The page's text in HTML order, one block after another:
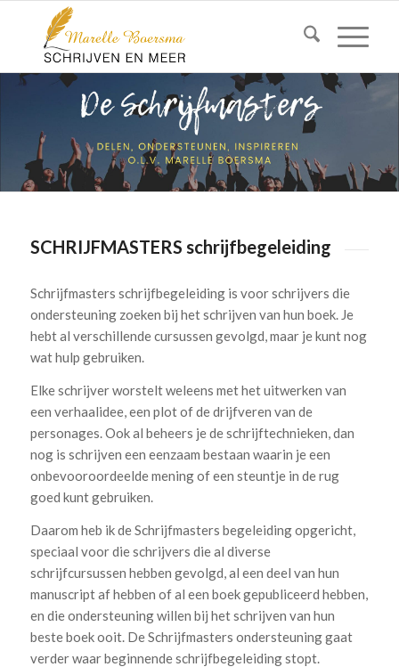
SCHRIJFMASTERS schrijfbegeleiding
Schrijfmasters schrijfbegeleiding is voor schrijvers die
ondersteuning zoeken bij het schrijven van hun boek. Je
hebt al verschillende cursussen gevolgd, maar je kunt nog
wat hulp gebruiken.
Elke schrijver worstelt weleens met het uitwerken van
een verhaalidee, een plot of de drijfveren van de
personages. Ook al beheers je de schrijftechnieken, dan
nog is schrijven een eenzaam bestaan waarin je een
onbevooroordeelde mening of een steuntje in de rug
goed kunt gebruiken.
Daarom heb ik de Schrijfmasters begeleiding opgericht,
speciaal voor die schrijvers die al diverse
schrijfcursussen hebben gevolgd, al een deel van hun
manuscript af hebben of al een boek gepubliceerd hebben,
en die ondersteuning willen bij het schrijven van hun
beste boek ooit. De Schrijfmasters ondersteuning gaat
verder waar beginnende schrijfbegeleiding stopt.